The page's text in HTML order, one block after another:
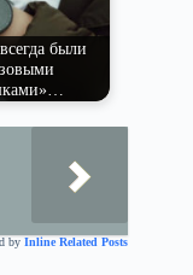
были
by Inline Related Posts